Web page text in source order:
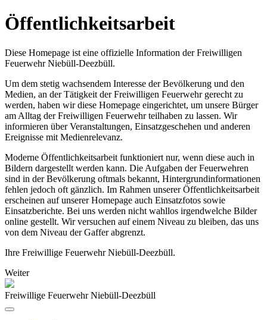
Öffentlichkeitsarbeit
Diese Homepage ist eine offizielle Information der Freiwilligen
Feuerwehr Niebüll-Deezbüll.
Um dem stetig wachsendem Interesse der Bevölkerung und den
Medien, an der Tätigkeit der Freiwilligen Feuerwehr gerecht zu
werden, haben wir diese Homepage eingerichtet, um unsere Bürger
am Alltag der Freiwilligen Feuerwehr teilhaben zu lassen. Wir
informieren über Veranstaltungen, Einsatzgeschehen und anderen
Ereignisse mit Medienrelevanz.
Moderne Öffentlichkeitsarbeit funktioniert nur, wenn diese auch in
Bildern dargestellt werden kann. Die Aufgaben der Feuerwehren
sind in der Bevölkerung oftmals bekannt, Hintergrundinformationen
fehlen jedoch oft gänzlich. Im Rahmen unserer Öffentlichkeitsarbeit
erscheinen auf unserer Homepage auch Einsatzfotos sowie
Einsatzberichte. Bei uns werden nicht wahllos irgendwelche Bilder
online gestellt. Wir versuchen auf einem Niveau zu bleiben, das uns
von dem Niveau der Gaffer abgrenzt.
Ihre Freiwillige Feuerwehr Niebüll-Deezbüll.
Weiter
Freiwillige Feuerwehr Niebüll-Deezbüll